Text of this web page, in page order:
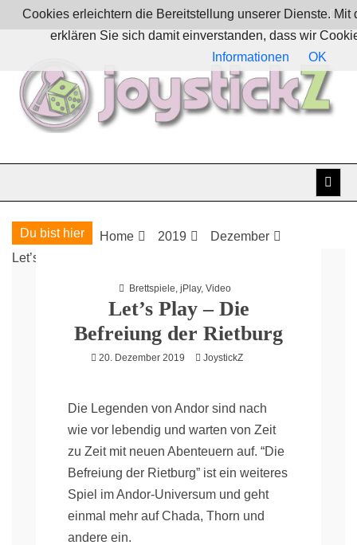
Skip
to
JoystickZ
Du bist hier Home 2019
Dezember
Let’s Play – Die Befreiung der Rietburg
Brettspiele, jPlay, Video
Let’s Play – Die
Befreiung der Rietburg
20. Dezember 2019 JoystickZ
Die Legenden von Andor sind nach
wie vor lebendig und warten von Zeit
zu Zeit mit neuen Abenteuern auf. “Die
Befreiung der Rietburg” ist ein weiteres
Spiel im Andor-Universum und geht
einmal mehr auf Chada, Thorn und
andere ein.
Cookies erleichtern die Bereitstellung unserer Dienste. Mit
erklären Sie sich damit einverstanden, dass wir
Informationen
OK